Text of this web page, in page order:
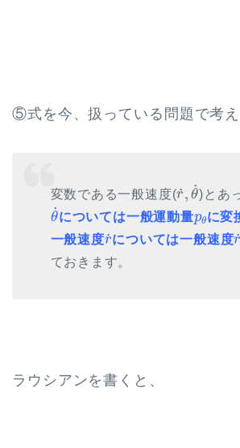
⑤式を今、扱っている問題で考え
変数である一般速度(˙
r, ˙
θ
θ
)とあ
˙
θ
θ
については一般運動量pθ
pθに変
一般速度˙
r
r˙については一般速度˙
r
r
ておきます。
ラウシアンを書くと、